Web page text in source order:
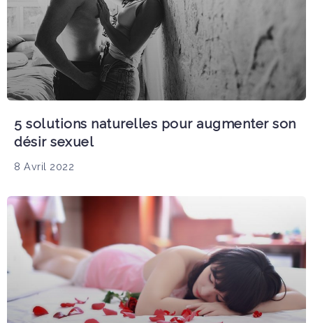
5 solutions naturelles pour augmenter son
désir sexuel
8 Avril 2022